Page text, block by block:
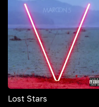
Lost Stars